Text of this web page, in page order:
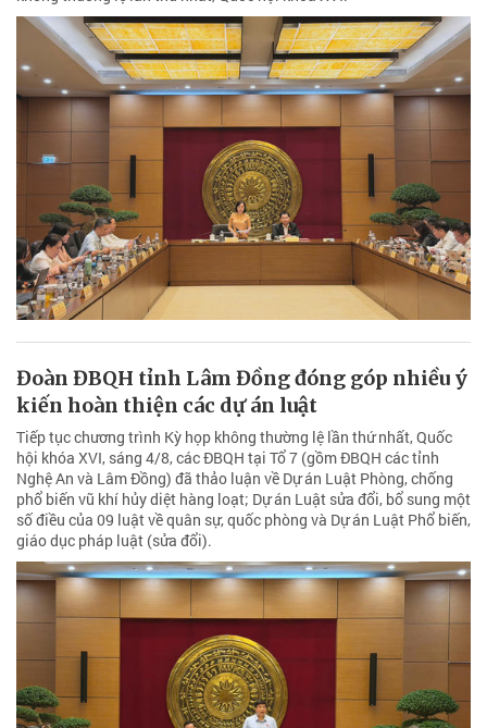
Đoàn ĐBQH tỉnh Lâm Đồng đóng góp nhiều ý
kiến hoàn thiện các dự án luật
Tiếp tục chương trình Kỳ họp không thường lệ lần thứ nhất, Quốc
hội khóa XVI, sáng 4/8, các ĐBQH tại Tổ 7 (gồm ĐBQH các tỉnh
Nghệ An và Lâm Đồng) đã thảo luận về Dự án Luật Phòng, chống
phổ biến vũ khí hủy diệt hàng loạt; Dự án Luật sửa đổi, bổ sung một
số điều của 09 luật về quân sự, quốc phòng và Dự án Luật Phổ biến,
giáo dục pháp luật (sửa đổi).